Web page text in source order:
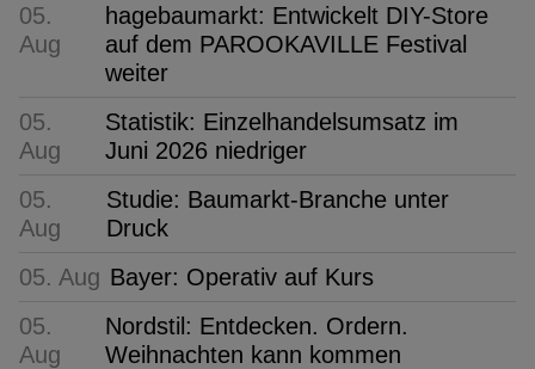
05.
Aug
hagebaumarkt: Entwickelt DIY-Store
auf dem PAROOKAVILLE Festival
weiter
05.
Aug
Statistik: Einzelhandelsumsatz im
Juni 2026 niedriger
05.
Aug
Studie: Baumarkt-Branche unter
Druck
05. Aug Bayer: Operativ auf Kurs
05.
Aug
Nordstil: Entdecken. Ordern.
Weihnachten kann kommen